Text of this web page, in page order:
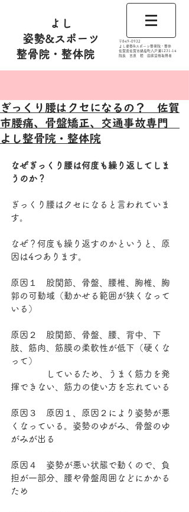
よし
姿勢&スポーツ
整骨院・整体院
​〒849-0932
よし姿勢&スポーツ整骨院・整体
佐賀県佐賀市鍋島町八戸溝1231‐14
​​院長 吉原 稔​ 国家資格取得者
ぎっくり腰はクセになるの？ 佐賀
市腰痛、骨盤矯正、交通事故専門
よし整骨院・整体院
なぜぎっくり腰は何度も繰り返してしま
うのか？
ぎっくり腰はクセになると言われていま
す。
なぜ？何度も繰り返すのかというと、原
因は4つあります。
原因１　股関節、骨盤、腰椎、胸椎、胸
郭の可動域（動かせる範囲が狭くなって
いる）
原因２　股関節、骨盤、腰、背中、下
肢、筋肉、筋膜の柔軟性が低下（硬くな
って）
しているため、うまく筋力を発
揮できない、筋力の使い方を忘れている
原因３　原因１、原因２により姿勢が悪
くなっている。姿勢のゆがみ、骨盤のゆ
がみが出る
原因４　姿勢が悪い状態で動くので、負
担が一部分、腰や骨盤周囲などにかかる
ため